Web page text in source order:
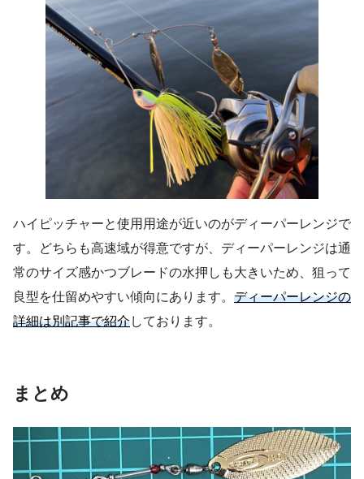
ハイピッチャーと使用用途が近いのがディーパーレンジで
す。どちらも高速域が得意ですが、ディーパーレンジは通
常のサイズ感かつブレードの水押しも大きいため、狙って
良型を仕留めやすい傾向にあります。 ディーパーレンジの
詳細は別記事で紹介しております。
まとめ